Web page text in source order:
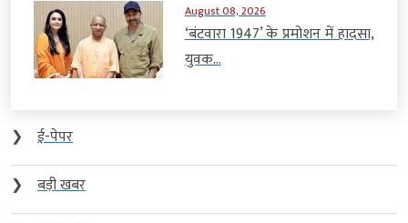
August 08, 2026
‘बंटवारा 1947’ के प्रमोशन में हादसा,
युवक...
❯
ई-पेपर
❯
बड़ी खबर